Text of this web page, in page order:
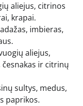
aliejus, citrinos
krapai.
imbieras,
aliejus,
ir citrinų
sultys, medus,
paprikos.